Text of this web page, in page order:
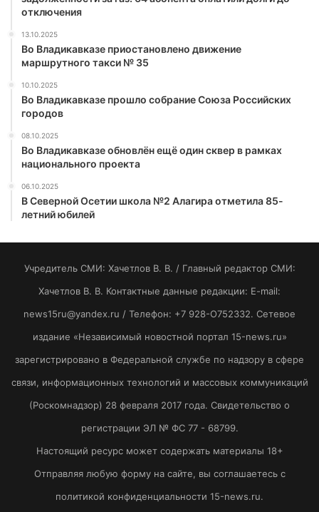
отключения
13.10.2025
Во Владикавказе приостановлено движение
маршрутного такси № 35
10.10.2025
Во Владикавказе прошло собрание Союза Российских
городов
08.10.2025
Во Владикавказе обновлён ещё один сквер в рамках
национального проекта
06.10.2025
В Северной Осетии школа №2 Алагира отметила 85-
летний юбилей
Учредитель СМИ: Хaчeтлoв B. B. / Главный редактор СМИ:
Хaчeтлoв B. B. Контактные данные редакции: E-mail:
news15ru@yandex.ru / Телефон: +7 928-O752332. Сетевое
издание «Независимый новостной портал 15-news.ru»
зарегистрировано в Федеральной службе по надзору в сфере
связи, информационных технологий и массовых коммуникаций
(Роскомнадзор) 28 февраля 2017 года. Свидетельство о
регистрации ЭЛ № ФС 77 - 68799.
Настоящий ресурс может содержать материалы 18+
Отправляя любую форму на сайте, вы соглашаетесь с
политикой конфиденциальности 15-news.ru.